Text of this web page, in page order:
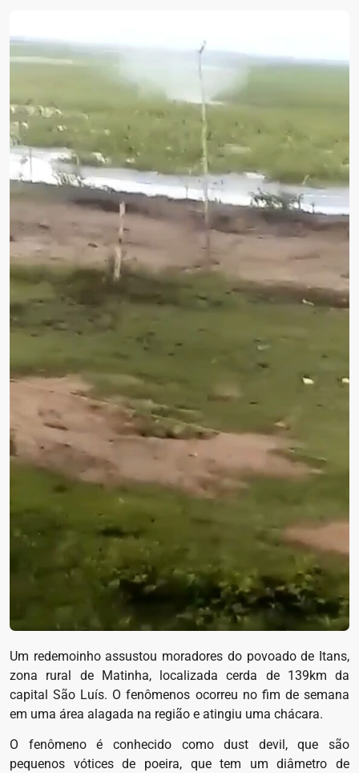
Um redemoinho assustou moradores do povoado de Itans,
zona rural de Matinha, localizada cerda de 139km da
capital São Luís. O fenômenos ocorreu no fim de semana
em uma área alagada na região e atingiu uma chácara.
O fenômeno é conhecido como dust devil, que são
pequenos vótices de poeira, que tem um diâmetro de